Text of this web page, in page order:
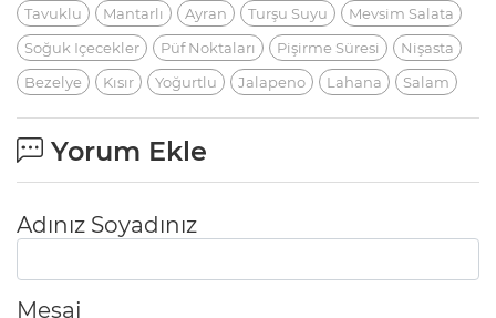
Tavuklu
Mantarlı Ayran Turşu Suyu
Mevsim Salata
Soğuk Içecekler
Püf Noktaları Pişirme Süresi
Nişasta
Bezelye
Kısır Yoğurtlu Jalapeno Lahana Salam
Yorum Ekle
Adınız Soyadınız
Mesaj